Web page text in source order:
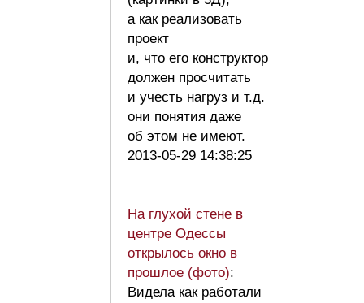
а как реализовать
проект
и, что его конструктор
должен просчитать
и учесть нагруз и т.д.
они понятия даже
об этом не имеют.
2013-05-29 14:38:25
На глухой стене в
центре Одессы
открылось окно в
прошлое (фото):
Видела как работали